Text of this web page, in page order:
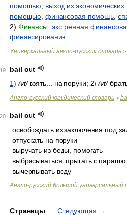
помощью
выход из
помощью финансовая помощь
2) Финансы: экстренная
финансирование
Универсальный англо-русский словарь >
19
bail out
1) /vt/взять... на поруки; 2)/vt/
Англо-русский юридический словарь >
20
bail out
освобождать из заключения под
отпускать на поруки
выручать из беды, помогать
выбрасываться, прыгать с
вычерпывать воду
Англо-русский большой универсальный
Страницы Следующая →